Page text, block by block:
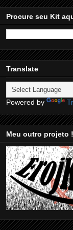
Procure seu Kit
Translate
Powered by
Meu outro projeto !